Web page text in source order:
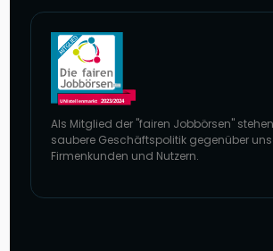
Als Mitglied der "fairen Jobbörsen"
saubere Geschäftspolitik gegenüber
Firmenkunden und Nutzern.